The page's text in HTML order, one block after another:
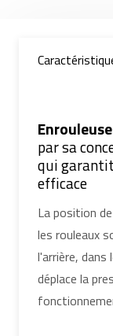
par sa
qui
efficace
La position
les rouleaux
l'arrière, dans
déplace la